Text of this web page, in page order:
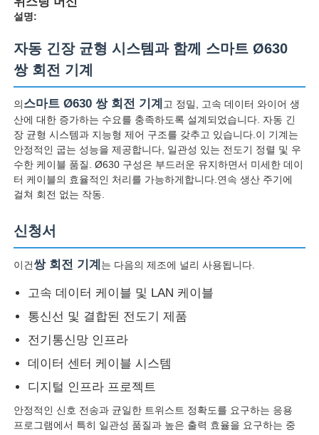
홈
제품 소개
회사 소개
설명:
자동 긴장 균형 시스템과 함께 스마트 Ø630
쌍 회전 기계
의스마트 Ø630 쌍 회전 기계 고 정밀, 고속 데이터 와이어 생
산에 대한 증가하는 수요를 충족하도록 설계되었습니다. 자동 긴
장 균형 시스템과 지능형 제어 구조를 갖추고 있습니다.이 기계는
안정적인 굽는 성능을 제공합니다, 일관성 있는 전도기 정렬 및 우
수한 케이블 품질. Ø630 구성은 부드러운 유지하면서 미세한 데이
터 케이블의 효율적인 처리를 가능하게합니다.연속 생산 주기에
걸쳐 회전 없는 작동.
신청서
이건쌍 회전 기계 는 다음의 제조에 널리 사용됩니다.
고속 데이터 케이블 및 LAN 케이블
통신선 및 결합된 전도기 제품
전기통신망 인프라
데이터 센터 케이블 시스템
디지털 인프라 프로젝트
안정적인 신호 전송과 균일한 트위스트 정확도를 요구하는 응용
프로그램에서 특히 일관성 품질과 높은 출력 효율을 요구하는 중